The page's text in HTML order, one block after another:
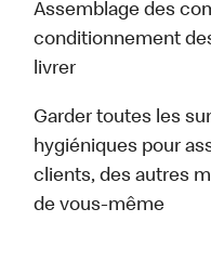
Assemblage des
conditionnement
livrer
Garder toutes les
hygiéniques pour
clients, des autres
de vous-même